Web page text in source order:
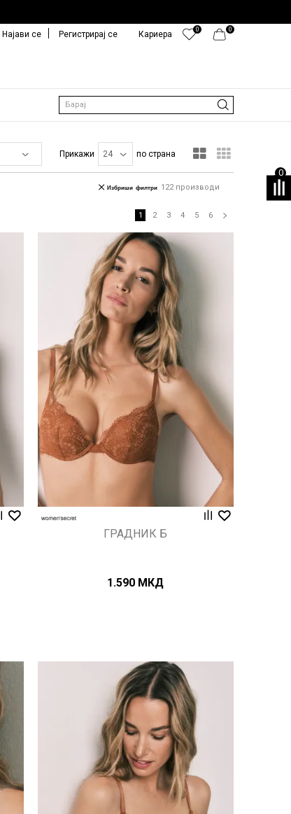
0
0
Кариера
Најави се Регистрирај се
Барај
0
Прикажи по страна
122производи
Избриши филтри
1 2 3 4 5 6
Uporedi
ГРАДНИК Б
1.590 МКД
Uporedi